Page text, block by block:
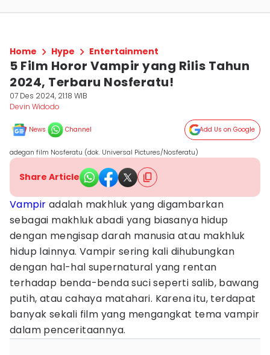
Home Hype Entertainment
5 Film Horor Vampir yang Rilis Tahun
2024, Terbaru Nosferatu!
07 Des 2024, 21:18 WIB
Devin Widodo
News Channel Add Us on Google
adegan film Nosferatu (dok. Universal Pictures/Nosferatu)
Share Article
Vampir adalah makhluk yang digambarkan
sebagai makhluk abadi yang biasanya hidup
dengan mengisap darah manusia atau makhluk
hidup lainnya. Vampir sering kali dihubungkan
dengan hal-hal supernatural yang rentan
terhadap benda-benda suci seperti salib, bawang
putih, atau cahaya matahari. Karena itu, terdapat
banyak sekali film yang mengangkat tema vampir
dalam penceritaannya.